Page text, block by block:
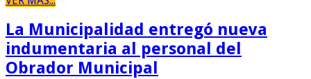
La Municipalidad entregó nueva
indumentaria al personal del
Obrador Municipal